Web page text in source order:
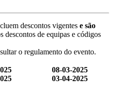
descontos vigentes e são
descontos de equipas e códigos
o regulamento do evento.
08-03-2025
03-04-2025